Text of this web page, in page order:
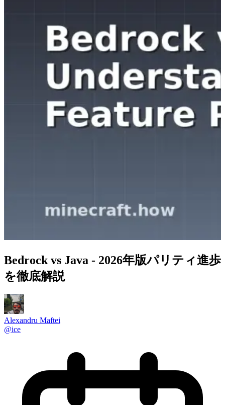
Bedrock vs Java - 2026年版パリティ進歩
を徹底解説
Alexandru Maftei
@ice